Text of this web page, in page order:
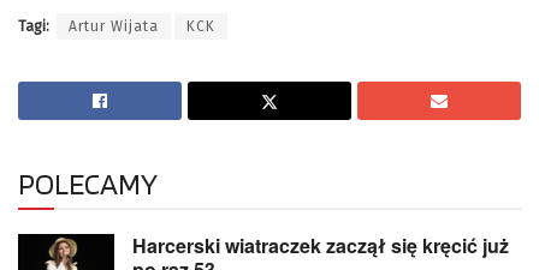
Tagi: Artur Wijata KCK
POLECAMY
Harcerski wiatraczek zaczął się kręcić już